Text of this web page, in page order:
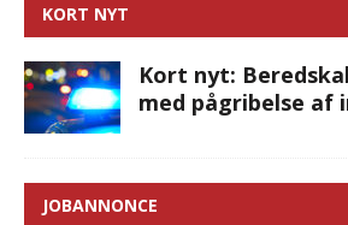
KORT NYT
Kort nyt:
med pågribelse af
JOBANNONCE